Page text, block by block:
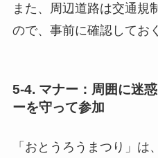
また、周辺道路は交通規
ので、事前に確認してお
5-4. マナー：周囲に迷
ーを守って参加
「おとうろうまつり」